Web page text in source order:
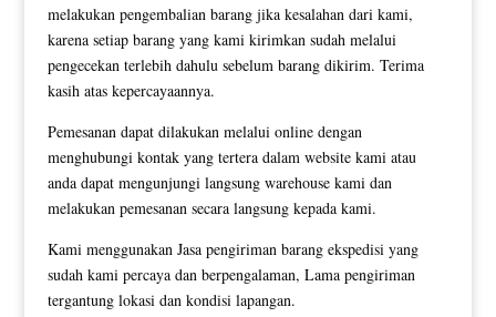
melakukan pengembalian barang jika kesalahan dari kami,
karena setiap barang yang kami kirimkan sudah melalui
pengecekan terlebih dahulu sebelum barang dikirim. Terima
kasih atas kepercayaannya.
Pemesanan dapat dilakukan melalui online dengan
menghubungi kontak yang tertera dalam website kami atau
anda dapat mengunjungi langsung warehouse kami dan
melakukan pemesanan secara langsung kepada kami.
Kami menggunakan Jasa pengiriman barang ekspedisi yang
sudah kami percaya dan berpengalaman, Lama pengiriman
tergantung lokasi dan kondisi lapangan.